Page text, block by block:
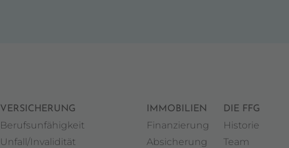
VERSICHERUNG
Berufsunfähigkeit
Unfall/Invalidität
IMMOBILIEN
Finanzierung
Absicherung
DIE FFG
Historie
Team